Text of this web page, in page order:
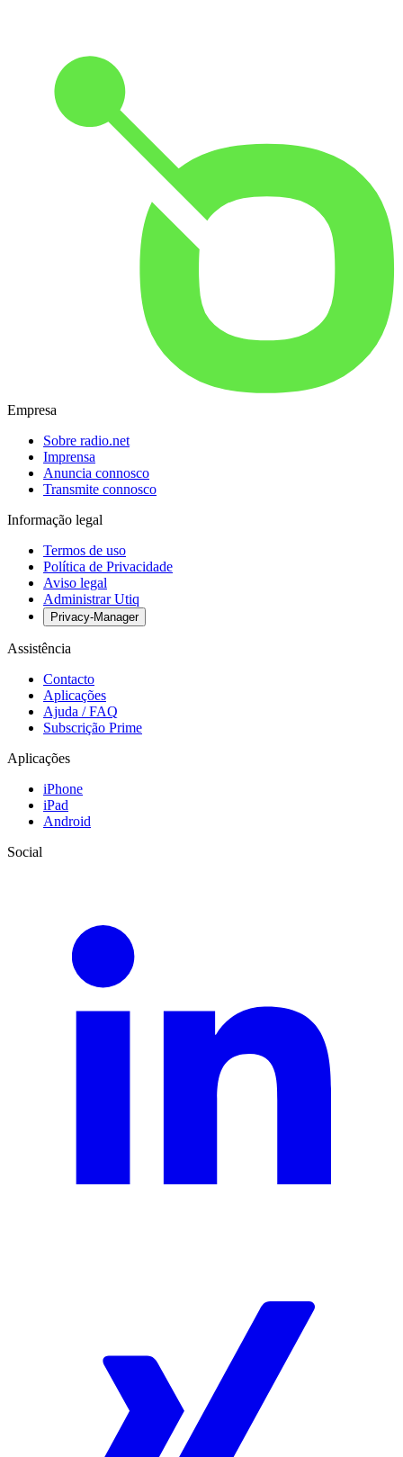
Empresa
Sobre radio.net
Imprensa
Anuncia connosco
Transmite connosco
Informação legal
Termos de uso
Política de Privacidade
Aviso legal
Administrar Utiq
Privacy-Manager
Assistência
Contacto
Aplicações
Ajuda / FAQ
Subscrição Prime
Aplicações
iPhone
iPad
Android
Social